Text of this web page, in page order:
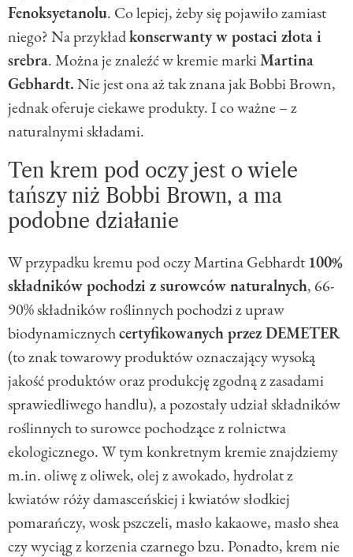
Fenoksyetanolu. Co lepiej, żeby się pojawiło zamiast
niego? Na przykładkonserwanty w postaci złota i
srebra. Można je znaleźć w kremie markiMartina
Gebhardt.Nie jest ona aż tak znana jak Bobbi Brown,
jednak oferuje ciekawe produkty. I co ważne – z
naturalnymi składami.
Ten krem pod oczy jest o wiele
tańszy niż Bobbi Brown, a ma
podobne działanie
W przypadku kremu pod oczy Martina Gebhardt 100%
składników pochodzi z surowców naturalnych, 66-
90% składników roślinnych pochodzi z upraw
biodynamicznychcertyfikowanych przez DEMETER
(to znak towarowy produktów oznaczający wysoką
jakość produktów oraz produkcję zgodną z zasadami
sprawiedliwego handlu), a pozostały udział składników
roślinnych to surowce pochodzące z rolnictwa
ekologicznego. W tym konkretnym kremie znajdziemy
m.in. oliwę z oliwek, olej z awokado, hydrolat z
kwiatów róży damasceńskiej i kwiatów słodkiej
pomarańczy, wosk pszczeli, masło kakaowe, masło shea
czy wyciąg z korzenia czarnego bzu. Ponadto, krem nie